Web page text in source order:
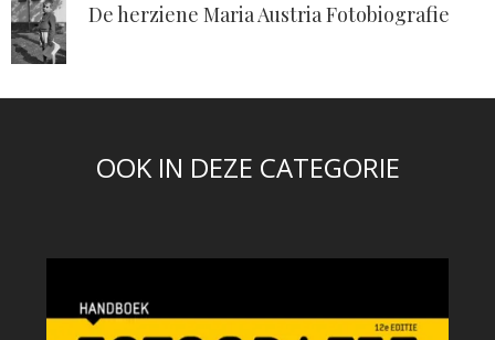
De herziene Maria Austria Fotobiografie
OOK IN DEZE CATEGORIE